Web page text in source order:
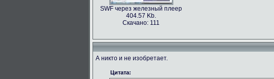
SWF через железный плеер
404.57 Kb.
Скачано: 111
А никто и не изобретает.
Цитата: